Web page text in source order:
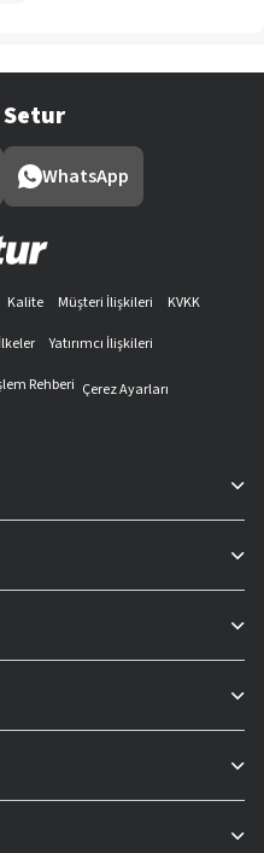
WhatsApp
Kalite Müşteri İlişkileri
KVKK
Yatırımcı İlişkileri
Rehberi Çerez Ayarları